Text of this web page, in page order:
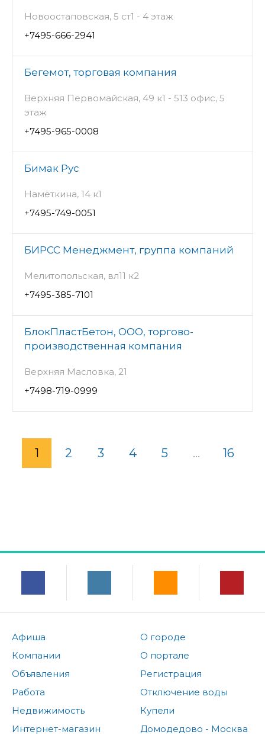
Новоостаповская, 5 ст1 - 4 этаж
+7495-666-2941
Бегемот, торговая компания
Верхняя Первомайская, 49 к1 - 513 офис, 5
этаж
+7495-965-0008
Бимак Рус
Намёткина, 14 к1
+7495-749-0051
БИРСС Менеджмент, группа компаний
Мелитопольская, вл11 к2
+7495-385-7101
БлокПластБетон, ООО, торгово-
производственная компания
Верхняя Масловка, 21
+7498-719-0999
1 2 3 4 5 ... 16
Афиша
Компании
Объявления
Работа
Недвижимость
Интернет-магазин
О городе
О портале
Регистрация
Отключение воды
Купели
Домодедово - Москва